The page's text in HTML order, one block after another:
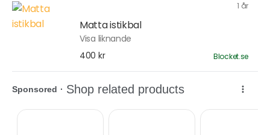
1 år
Matta istikbal
Visa liknande
400 kr
Blocket.se